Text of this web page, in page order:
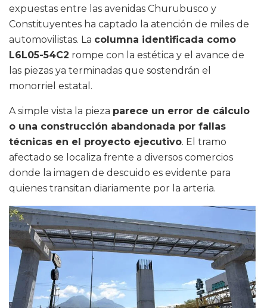
expuestas entre las avenidas Churubusco y
Constituyentes ha captado la atención de miles de
automovilistas. La columna identificada como
L6L05-54C2 rompe con la estética y el avance de
las piezas ya terminadas que sostendrán el
monorriel estatal.
A simple vista la pieza parece un error de cálculo
o una construcción abandonada por fallas
técnicas en el proyecto ejecutivo. El tramo
afectado se localiza frente a diversos comercios
donde la imagen de descuido es evidente para
quienes transitan diariamente por la arteria.